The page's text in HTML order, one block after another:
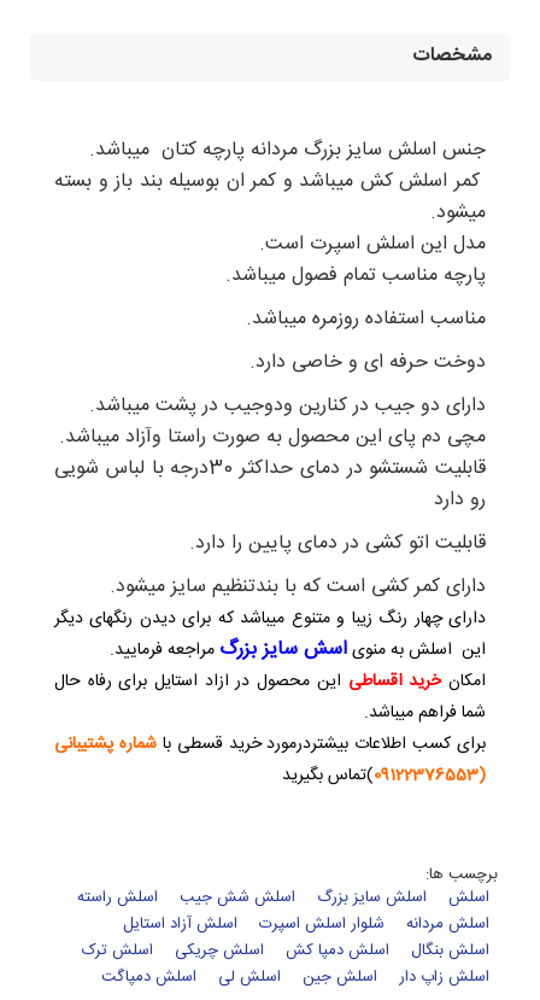
مشخصات
جنس اسلش سایز بزرگ مردانه پارچه کتان میباشد.
کمر اسلش کش میباشد و کمر ان بوسیله بند باز و بسته
میشود.
مدل این اسلش اسپرت است.
پارچه مناسب تمام فصول میباشد.
مناسب استفاده روزمره میباشد.
دوخت حرفه ای و خاصی دارد.
دارای دو جیب در کنارین ودوجیب در پشت میباشد.
مچی دم پای این محصول به صورت راستا وآزاد میباشد.
قابلیت شستشو در دمای حداکثر 30درجه با لباس شویی
رو دارد
قابلیت اتو کشی در دمای پایین را دارد.
دارای کمر کشی است که با بندتنظیم سایز میشود.
دارای چهار رنگ زیبا و متنوع میباشد که برای دیدن رنگهای دیگر
این اسلش به منویاسش سایز بزرگ مراجعه فرمایید.
امکان خرید اقساطی این محصول در ازاد استایل برای رفاه حال
شما فراهم میباشد.
برای کسب اطلاعات بیشتردرمورد خرید قسطی باشماره پشتیبانی
(09122376553
)تماس بگیرید
برچسب ها:
اسلش
اسلش سایز بزرگ اسلش شش جیب
اسلش راسته
اسلش مردانه
شلوار اسلش اسپرت
اسلش آزاد استایل
اسلش بنگال
اسلش دمپا کش اسلش چریکی
اسلش ترک
اسلش زاپ دار
اسلش جین اسلش لی اسلش دمپاگت